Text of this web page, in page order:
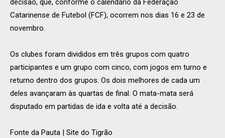
decisão, que, conforme o calendário da Federação
Catarinense de Futebol (FCF), ocorrem nos dias 16 e 23 de
novembro.
Os clubes foram divididos em três grupos com quatro
participantes e um grupo com cinco, com jogos em turno e
returno dentro dos grupos. Os dois melhores de cada um
deles avançaram às quartas de final. O mata-mata será
disputado em partidas de ida e volta até a decisão.
Fonte da Pauta | Site do Tigrão